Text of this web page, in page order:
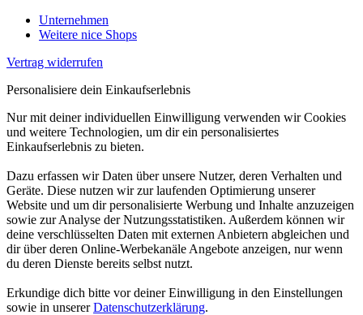
Unternehmen
Weitere nice Shops
Vertrag widerrufen
Personalisiere dein Einkaufserlebnis
Nur mit deiner individuellen Einwilligung verwenden wir Cookies
und weitere Technologien, um dir ein personalisiertes
Einkaufserlebnis zu bieten.
Dazu erfassen wir Daten über unsere Nutzer, deren Verhalten und
Geräte. Diese nutzen wir zur laufenden Optimierung unserer
Website und um dir personalisierte Werbung und Inhalte anzuzeigen
sowie zur Analyse der Nutzungsstatistiken. Außerdem können wir
deine verschlüsselten Daten mit externen Anbietern abgleichen und
dir über deren Online-Werbekanäle Angebote anzeigen, nur wenn
du deren Dienste bereits selbst nutzt.
Erkundige dich bitte vor deiner Einwilligung in den Einstellungen
sowie in unsererDatenschutzerklärung.